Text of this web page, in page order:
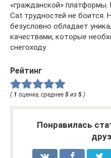
«гражданской»
Cat трудностей не боится.
безусловно обладает
качествами, которые
снегоходу.
Рейтинг
( 1 оценка, среднее 5 из 5 )
Понравилась